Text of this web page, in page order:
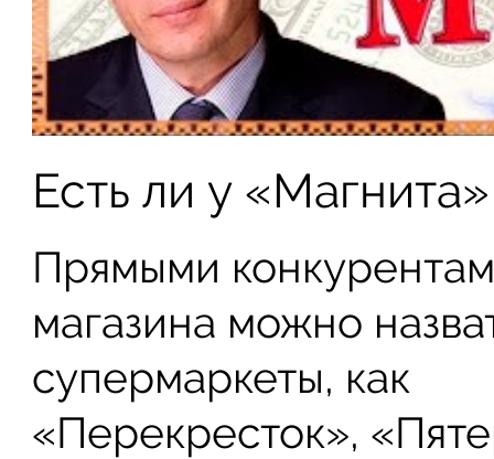
Есть ли у
Прямыми
магазина можно
супермаркеты, как
«Перекресток»,